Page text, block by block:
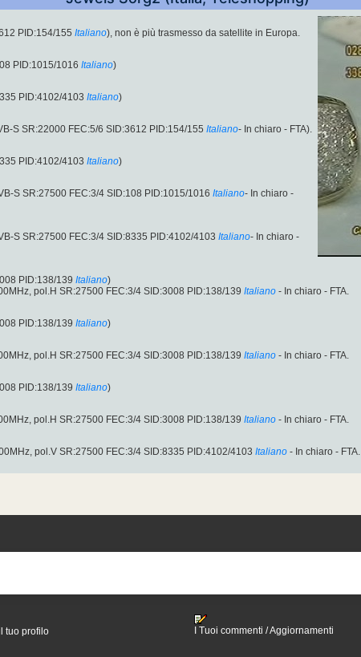
PID:154/155 Italiano), non è più trasmesso da satellite in Europa.
PID:1015/1016 Italiano)
PID:4102/4103 Italiano)
S SR:22000 FEC:5/6 SID:3612 PID:154/155 Italiano- In chiaro - FTA).
PID:4102/4103 Italiano)
S SR:27500 FEC:3/4 SID:108 PID:1015/1016 Italiano- In chiaro -
S SR:27500 FEC:3/4 SID:8335 PID:4102/4103 Italiano- In chiaro -
PID:138/139 Italiano)
pol.H SR:27500 FEC:3/4 SID:3008 PID:138/139 Italiano - In chiaro - FTA.
PID:138/139 Italiano)
pol.H SR:27500 FEC:3/4 SID:3008 PID:138/139 Italiano - In chiaro - FTA.
PID:138/139 Italiano)
pol.H SR:27500 FEC:3/4 SID:3008 PID:138/139 Italiano - In chiaro - FTA.
pol.V SR:27500 FEC:3/4 SID:8335 PID:4102/4103 Italiano - In chiaro - FTA.
tuo profilo
I Tuoi commenti / Aggiornamenti